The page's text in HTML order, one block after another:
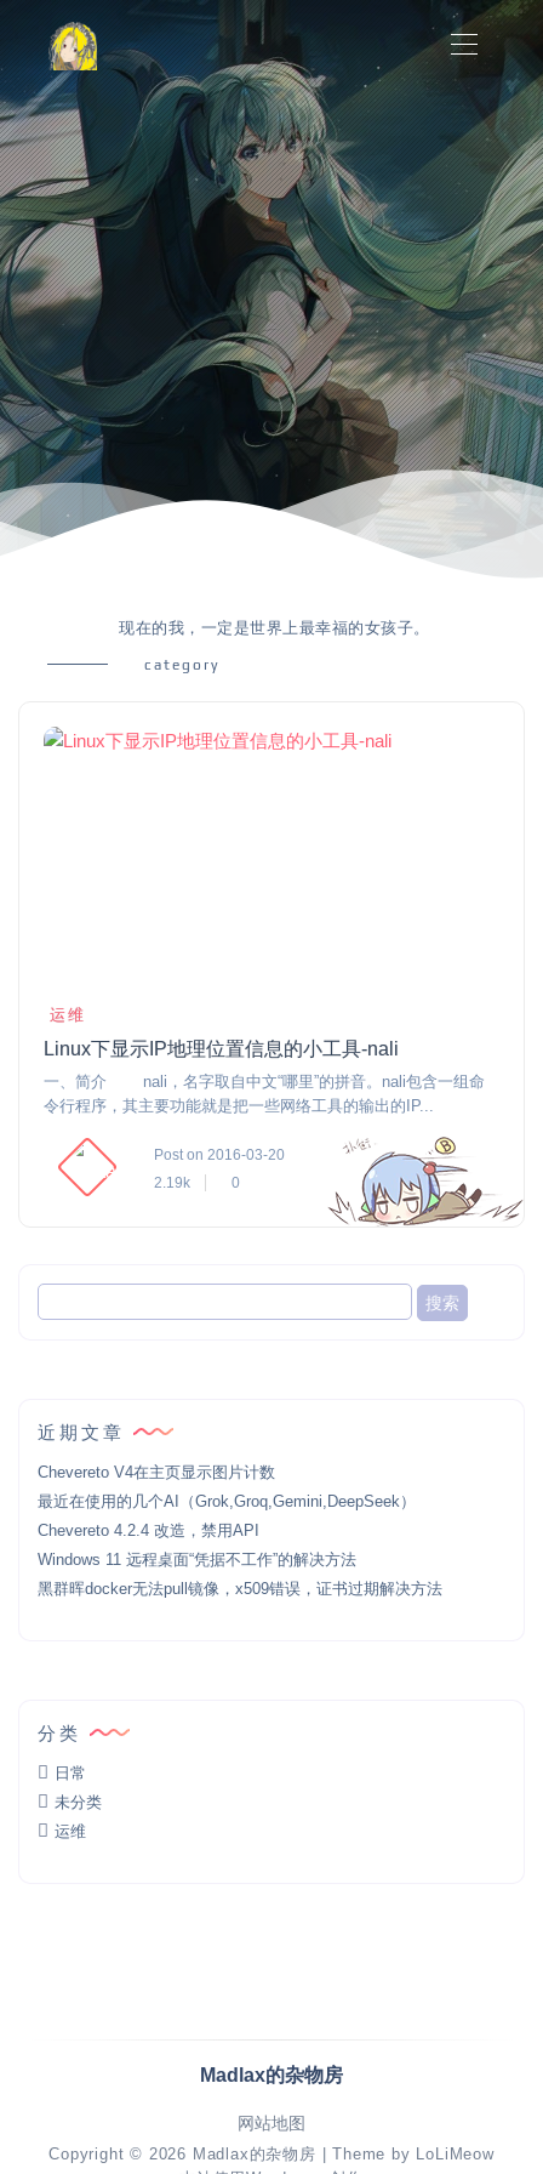
现在的我，一定是世界上最幸福的女孩子。
category
运维
Linux下显示IP地理位置信息的小工具-nali
一、简介 nali，名字取自中文“哪里”的拼音。nali包含一组命
令行程序，其主要功能就是把一些网络工具的输出的IP...
Post on 2016-03-20
2.19k
0
近期文章
Chevereto V4在主页显示图片计数
最近在使用的几个AI（Grok,Groq,Gemini,DeepSeek）
Chevereto 4.2.4 改造，禁用API
Windows 11 远程桌面“凭据不工作”的解决方法
黑群晖docker无法pull镜像，x509错误，证书过期解决方法
分类
日常
未分类
运维
Madlax的杂物房
网站地图
Copyright © 2026 Madlax的杂物房 | Theme by LoLiMeow